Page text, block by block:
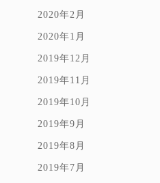
2020年2月
2020年1月
2019年12月
2019年11月
2019年10月
2019年9月
2019年8月
2019年7月